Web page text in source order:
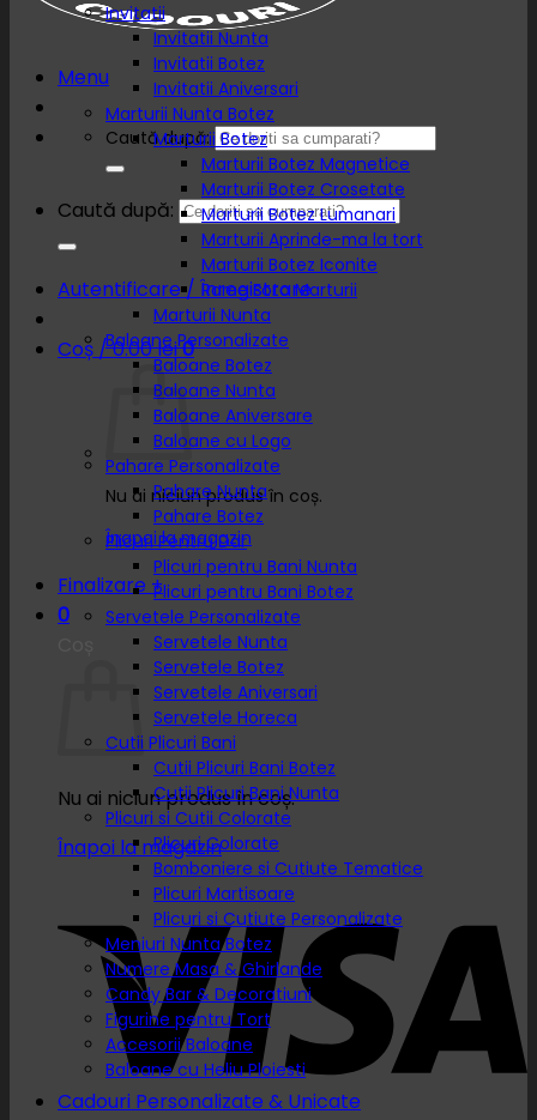
Menu
Caută după:
Caută după:
Autentificare / Înregistrare
Coș /0.00lei0
Nu ai niciun produs în coș.
Înapoi la magazin
Finalizare +
0
Nu ai niciun produs în coș.
Înapoi la magazin
Invitatii
Invitatii Nunta
Invitatii Botez
Invitatii Aniversari
Marturii Nunta Botez
Marturii Botez
Marturii Botez Magnetice
Marturii Botez Crosetate
Marturii Botez Lumanari
Marturii Aprinde-ma la tort
Marturii Botez Iconite
Rame Foto Marturii
Marturii Nunta
Baloane Personalizate
Baloane Botez
Baloane Nunta
Baloane Aniversare
Baloane cu Logo
Pahare Personalizate
Pahare Nunta
Pahare Botez
Plicuri Pentru Dar
Plicuri pentru Bani Nunta
Plicuri pentru Bani Botez
Servetele Personalizate
Servetele Nunta
Servetele Botez
Servetele Aniversari
Servetele Horeca
Cutii Plicuri Bani
Cutii Plicuri Bani Botez
Cutii Plicuri Bani Nunta
Plicuri si Cutii Colorate
Plicuri Colorate
Bomboniere si Cutiute Tematice
Plicuri Martisoare
Plicuri si Cutiute Personalizate
Meniuri Nunta Botez
Numere Masa & Ghirlande
Candy Bar & Decoratiuni
Figurine pentru Tort
Accesorii Baloane
Baloane cu Heliu Ploiesti
Cadouri Personalizate & Unicate